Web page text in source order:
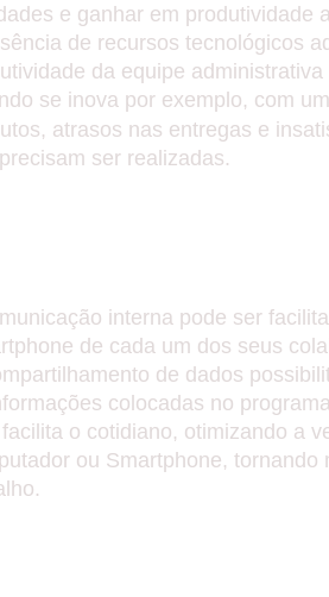
e ganhar em produtividade
de recursos tecnológicos
da equipe
se inova por exemplo, com
atrasos nas entregas e
ser realizadas.
interna pode ser
de cada um dos seus
de dados
colocadas no
o cotidiano, otimizando a
ou Smartphone,